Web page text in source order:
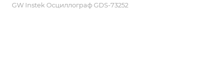
GW Instek Осциллограф GDS-73252